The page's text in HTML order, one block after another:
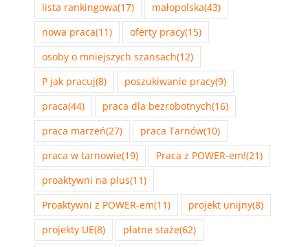
lista rankingowa(17) małopolska(43)
nowa praca(11) oferty pracy(15)
osoby o mniejszych szansach(12)
P jak pracuj(8) poszukiwanie pracy(9)
praca(44) praca dla bezrobotnych(16)
praca marzeń(27) praca Tarnów(10)
praca w tarnowie(19) Praca z POWER-em!(21)
proaktywni na plus(11)
Proaktywni z POWER-em(11) projekt unijny(8)
projekty UE(8) płatne staże(62)